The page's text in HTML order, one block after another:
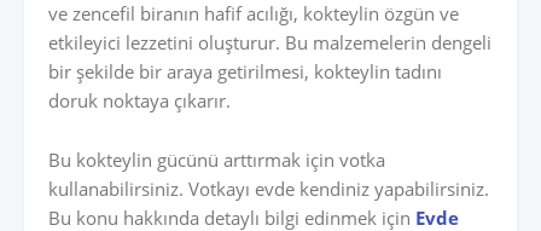
ve zencefil biranın hafif acılığı, kokteylin özgün ve
etkileyici lezzetini oluşturur. Bu malzemelerin dengeli
bir şekilde bir araya getirilmesi, kokteylin tadını
doruk noktaya çıkarır.
Bu kokteylin gücünü arttırmak için votka
kullanabilirsiniz. Votkayı evde kendiniz yapabilirsiniz.
Bu konu hakkında detaylı bilgi edinmek için Evde